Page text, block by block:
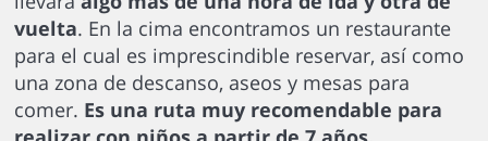
vuelta. En la cima encontramos un restaurante
para el cual es imprescindible reservar, así como
una zona de descanso, aseos y mesas para
comer. Es una ruta muy recomendable para